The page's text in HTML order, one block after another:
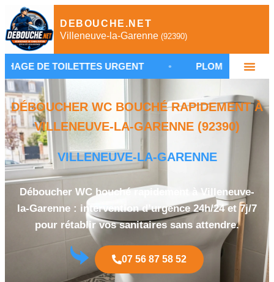
DEBOUCHE.NET
Villeneuve-la-Garenne (92390)
URGENT • PLOMBIER VILLENEUVE-LA-
DÉBOUCHER WC BOUCHÉ RAPIDEMENT À
VILLENEUVE-LA-GARENNE (92390)
VILLENEUVE-LA-GARENNE
Déboucher WC bouché rapidement à Villeneuve-
la-Garenne : intervention d’urgence 24h/24 et 7j/7
pour rétablir vos sanitaires sans attendre.
07 56 87 58 52